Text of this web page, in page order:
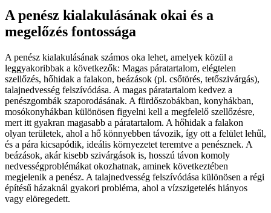
A penész kialakulásának okai és a
megelőzés fontossága
A penész kialakulásának számos oka lehet, amelyek közül a
leggyakoribbak a következők: Magas páratartalom, elégtelen
szellőzés, hőhidak a falakon, beázások (pl. csőtörés, tetőszivárgás),
talajnedvesség felszívódása. A magas páratartalom kedvez a
penészgombák szaporodásának. A fürdőszobákban, konyhákban,
mosókonyhákban különösen figyelni kell a megfelelő szellőzésre,
mert itt gyakran magasabb a páratartalom. A hőhidak a falakon
olyan területek, ahol a hő könnyebben távozik, így ott a felület lehűl,
és a pára kicsapódik, ideális környezetet teremtve a penésznek. A
beázások, akár kisebb szivárgások is, hosszú távon komoly
nedvességproblémákat okozhatnak, aminek következtében
megjelenik a penész. A talajnedvesség felszívódása különösen a régi
építésű házaknál gyakori probléma, ahol a vízszigetelés hiányos
vagy elöregedett.